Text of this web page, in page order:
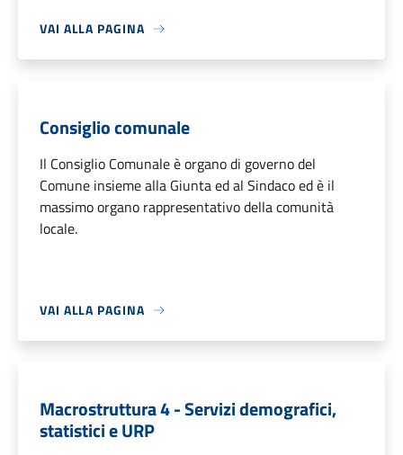
VAI ALLA PAGINA
Consiglio comunale
Il Consiglio Comunale è organo di governo del
Comune insieme alla Giunta ed al Sindaco ed è il
massimo organo rappresentativo della comunità
locale.
VAI ALLA PAGINA
Macrostruttura 4 - Servizi demografici,
statistici e URP